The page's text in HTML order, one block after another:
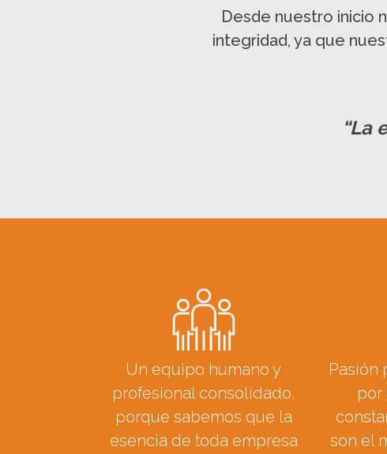
Desde nuestro inicio
integridad, ya que
“La
Un equipo humano y
profesional consolidado,
porque sabemos que la
esencia de toda empresa
Pasión
por
son el